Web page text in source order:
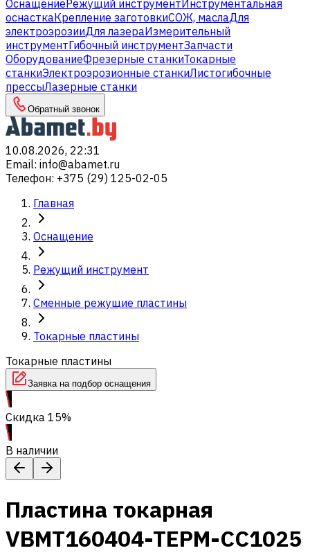
ОснащениеРежущий инструментИнструментальная
оснасткаКрепление заготовкиСОЖ, маслаДля
электроэрозииДля лазераИзмерительный
инструментГибочный инструментЗапчасти
ОборудованиеФрезерные станкиТокарные
станкиЭлектроэрозионные станкиЛистогибочные
прессыЛазерные станки
Обратный звонок
10.08.2026, 22:31
Email: info@abamet.ru
Телефон: +375 (29) 125-02-05
Главная
Оснащение
Режущий инструмент
Сменные режущие пластины
Токарные пластины
Токарные пластины
Заявка на подбор оснащения
Скидка 15%
В наличии
Пластина токарная
VBMT160404-TEPM-CC1025